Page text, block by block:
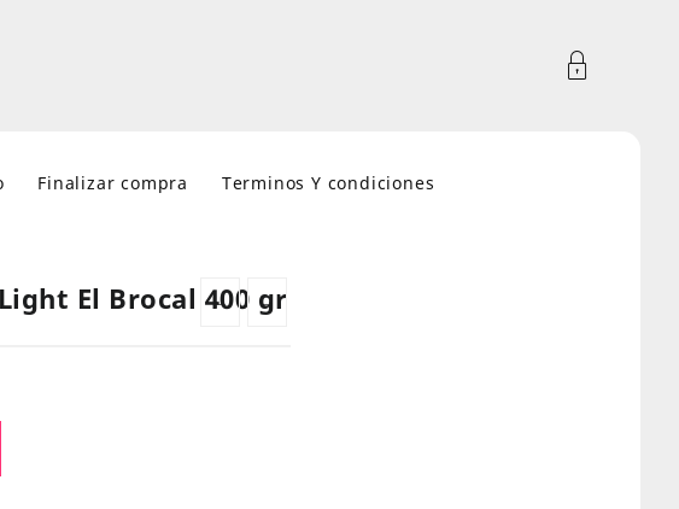
Finalizar compra Terminos Y condiciones
← →
El Brocal 400 gr